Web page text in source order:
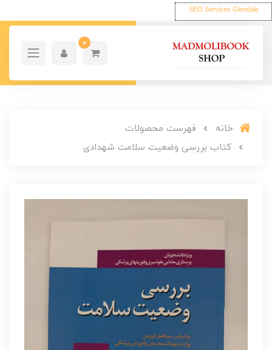
SEO Services Glendale
0
خانه
فهرست محصولات
کتاب بررسی وضعیت سلامت شهدادی